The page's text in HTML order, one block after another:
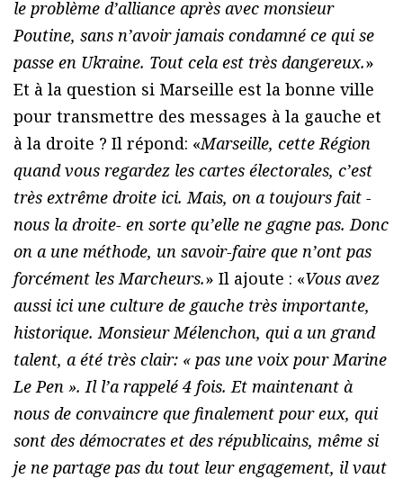
le problème d’alliance après avec monsieur
Poutine, sans n’avoir jamais condamné ce qui se
passe en Ukraine. Tout cela est très dangereux.»
Et à la question si Marseille est la bonne ville
pour transmettre des messages à la gauche et
à la droite ? Il répond: «Marseille, cette Région
quand vous regardez les cartes électorales, c’est
très extrême droite ici. Mais, on a toujours fait -
nous la droite- en sorte qu’elle ne gagne pas. Donc
on a une méthode, un savoir-faire que n’ont pas
forcément les Marcheurs.» Il ajoute : «Vous avez
aussi ici une culture de gauche très importante,
historique. Monsieur Mélenchon, qui a un grand
talent, a été très clair: « pas une voix pour Marine
Le Pen ». Il l’a rappelé 4 fois. Et maintenant à
nous de convaincre que finalement pour eux, qui
sont des démocrates et des républicains, même si
je ne partage pas du tout leur engagement, il vaut